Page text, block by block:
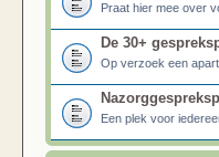
Praat hier mee over
De 30+
Op verzoek een
Een plek voor